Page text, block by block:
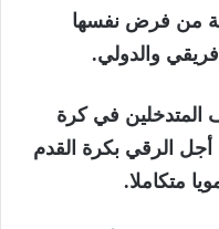
من فرض نفسها
والدولي.
المتدخلين في كرة
أجل الرقي بكرة القدم
متكاملا.